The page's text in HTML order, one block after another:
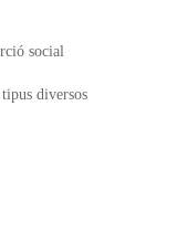
social
diversos